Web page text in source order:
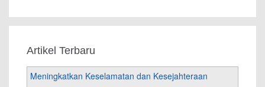
Artikel Terbaru
Meningkatkan Keselamatan dan Kesejahteraan